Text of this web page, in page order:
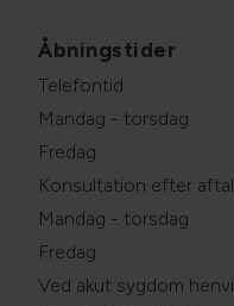
Åbningstider
Telefontid
Mandag - torsdag
Fredag
Konsultation efter
Mandag - torsdag
Fredag
Ved akut sygdom